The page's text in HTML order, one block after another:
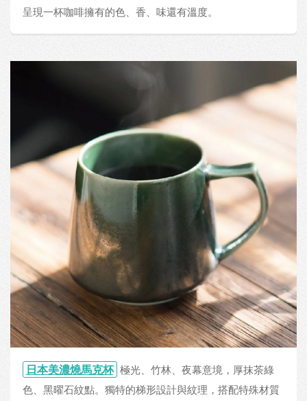
呈現一杯咖啡擁有的色、香、味還有溫度。
日本美濃燒馬克杯 極光、竹林、夜幕意境，厚抹茶綠
色、黑曜石紋點。獨特的梯形設計與紋理，搭配特殊材質